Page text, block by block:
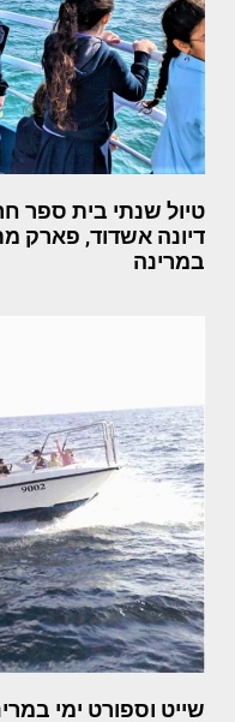
דיונה אשדוד, פארק
במרינה
שייט וספורט ימי